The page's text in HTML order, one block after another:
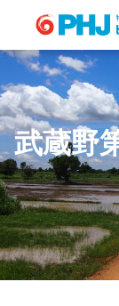
content
武蔵野